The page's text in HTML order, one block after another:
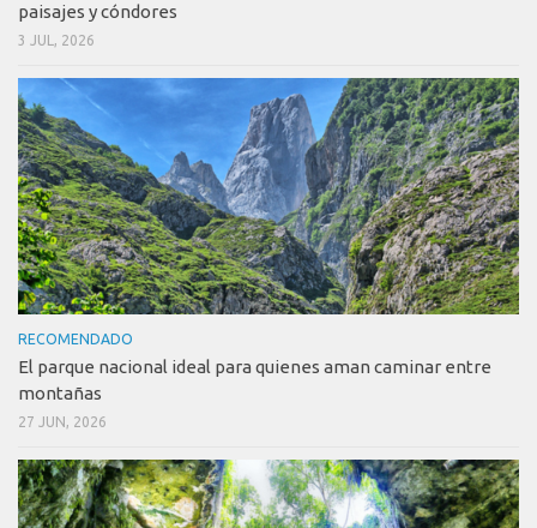
paisajes y cóndores
3 JUL, 2026
RECOMENDADO
El parque nacional ideal para quienes aman caminar entre
montañas
27 JUN, 2026